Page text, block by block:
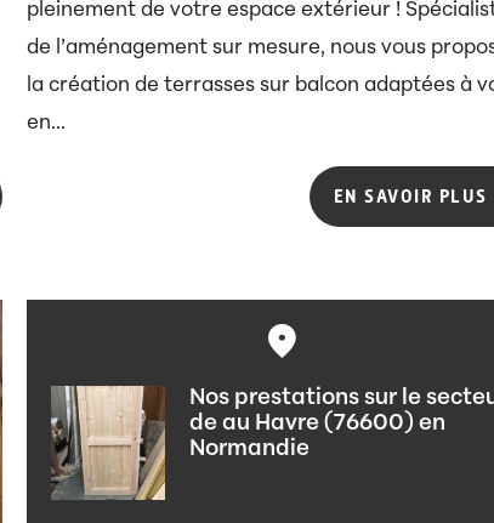
pleinement de votre espace extérieur !
de l’aménagement sur mesure, nous vous
la création de terrasses sur balcon adaptées à
en...
EN SAVOIR PLUS
Nos prestations sur le
de au Havre (76600) en
Normandie